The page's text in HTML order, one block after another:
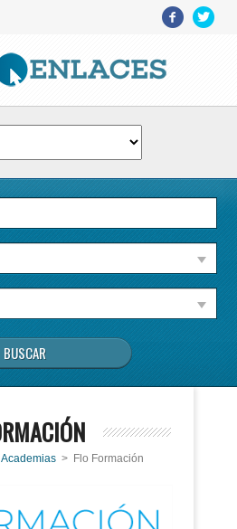
Academias > Flo Formación